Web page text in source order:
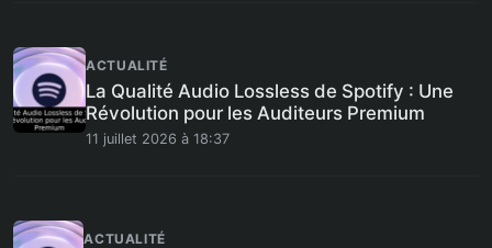
ACTUALITÉ
La Qualité Audio Lossless de Spotify : Une
Révolution pour les Auditeurs Premium
11 juillet 2026 à 18:37
ACTUALITÉ